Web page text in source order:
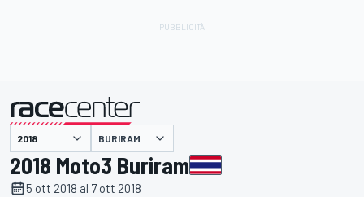
presentato da BURIRAM
2018 Moto3 Buriram
5 ott 2018 al 7 ott 2018